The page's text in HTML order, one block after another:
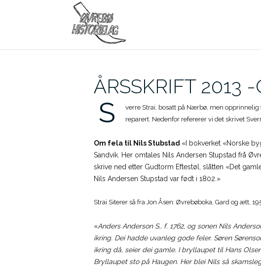
ÅRSSKRIFT 2013
S
verre Strai, bosatt på Nærbø, men
reparert. Nedenfor refererer vi det skrivet
Om fela til Nils Stubstad «I bokverket «Norske
Sandvik. Her omtales Nils Andersen Stupstad frå
skrive ned etter Gudtorm Eftestøl, slåtten «Det
Nils Andersen Stupstad var født i 1802.»
Strai Siterer så fra Jon Åsen: Øvrebøboka, Gard og ætt,
«Anders Anderson S., f. 1762, og sonen Nils
ikring. Dei hadde uvanleg gode feler. Søren
ikring då, seier dei gamle. I bryllaupet til Hans
Bryllaupet sto på Haugen. Her blei Nils så